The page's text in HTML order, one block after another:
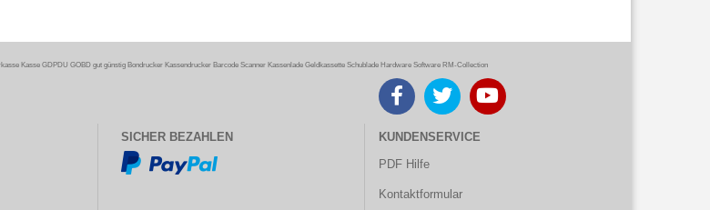
Kasse GDPDU GOBD gut günstig Bondrucker Kassendrucker Barcode Scanner Kassenlade Geldkassette Schublade Hardware Software RM-Collection
SICHER BEZAHLEN
KUNDENSERVICE
PDF Hilfe
Kontaktformular